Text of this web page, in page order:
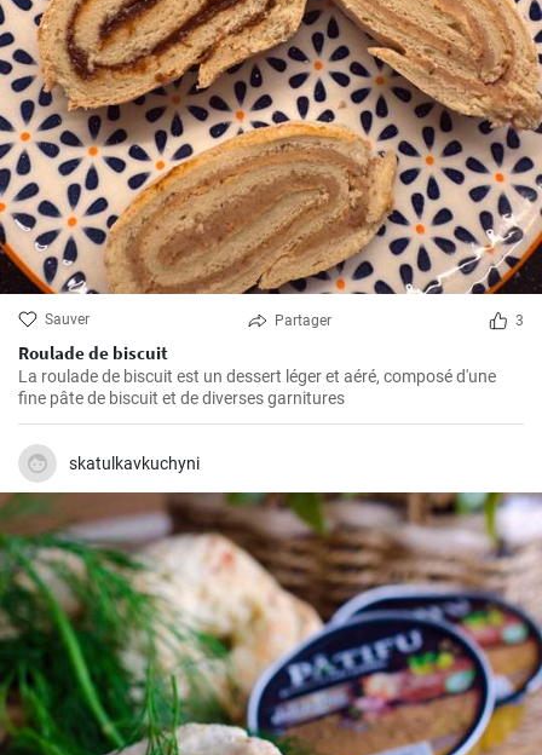
Sauver Partager 3
Roulade de biscuit
La roulade de biscuit est un dessert léger et aéré, composé d'une
fine pâte de biscuit et de diverses garnitures
skatulkavkuchyni